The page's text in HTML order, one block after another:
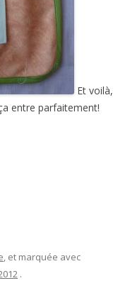
Et voilà,
entre parfaitement!
, et marquée avec
.